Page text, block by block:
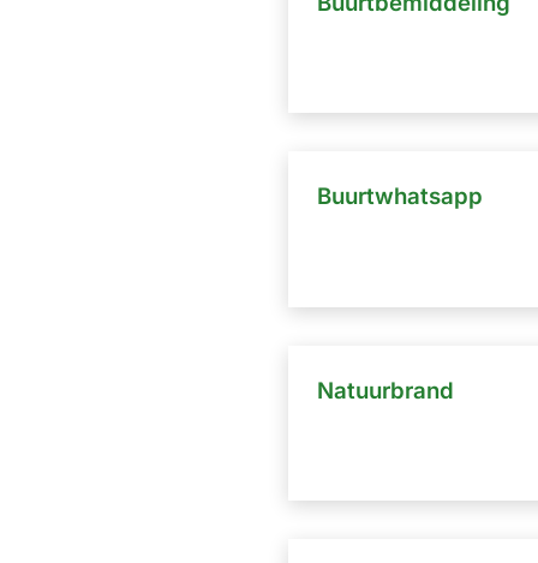
Buurtwhatsapp
Natuurbrand